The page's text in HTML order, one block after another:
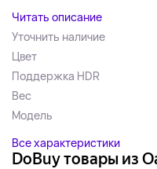
Читать описание
Уточнить наличие
Цвет
Поддержка HDR
Вес
Модель
Все характеристики